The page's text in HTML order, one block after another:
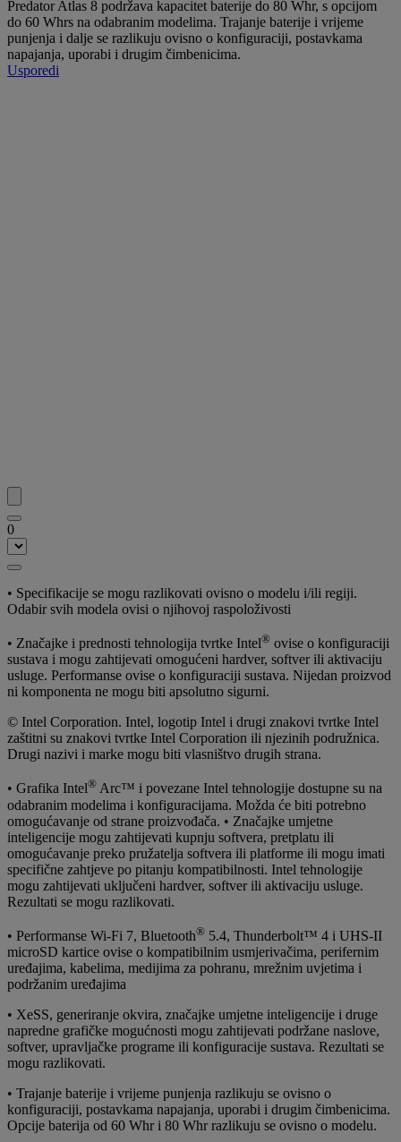
Predator Atlas 8 podržava kapacitet baterije do 80 Whr, s opcijom
do 60 Whrs na odabranim modelima. Trajanje baterije i vrijeme
punjenja i dalje se razlikuju ovisno o konfiguraciji, postavkama
napajanja, uporabi i drugim čimbenicima.
Usporedi
0
• Specifikacije se mogu razlikovati ovisno o modelu i/ili regiji.
Odabir svih modela ovisi o njihovoj raspoloživosti
• Značajke i prednosti tehnologija tvrtke Intel® ovise o konfiguraciji
sustava i mogu zahtijevati omogućeni hardver, softver ili aktivaciju
usluge. Performanse ovise o konfiguraciji sustava. Nijedan proizvod
ni komponenta ne mogu biti apsolutno sigurni.
© Intel Corporation. Intel, logotip Intel i drugi znakovi tvrtke Intel
zaštitni su znakovi tvrtke Intel Corporation ili njezinih podružnica.
Drugi nazivi i marke mogu biti vlasništvo drugih strana.
• Grafika Intel® Arc™ i povezane Intel tehnologije dostupne su na
odabranim modelima i konfiguracijama. Možda će biti potrebno
omogućavanje od strane proizvođača. • Značajke umjetne
inteligencije mogu zahtijevati kupnju softvera, pretplatu ili
omogućavanje preko pružatelja softvera ili platforme ili mogu imati
specifične zahtjeve po pitanju kompatibilnosti. Intel tehnologije
mogu zahtijevati uključeni hardver, softver ili aktivaciju usluge.
Rezultati se mogu razlikovati.
• Performanse Wi-Fi 7, Bluetooth® 5.4, Thunderbolt™ 4 i UHS-II
microSD kartice ovise o kompatibilnim usmjerivačima, perifernim
uređajima, kabelima, medijima za pohranu, mrežnim uvjetima i
podržanim uređajima
• XeSS, generiranje okvira, značajke umjetne inteligencije i druge
napredne grafičke mogućnosti mogu zahtijevati podržane naslove,
softver, upravljačke programe ili konfiguracije sustava. Rezultati se
mogu razlikovati.
• Trajanje baterije i vrijeme punjenja razlikuju se ovisno o
konfiguraciji, postavkama napajanja, uporabi i drugim čimbenicima.
Opcije baterija od 60 Whr i 80 Whr razlikuju se ovisno o modelu.